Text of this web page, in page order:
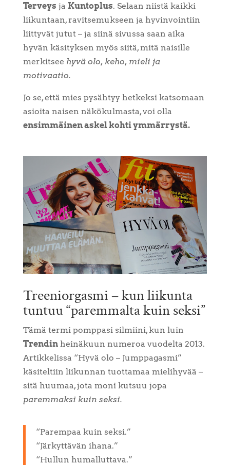
Terveys ja Kuntoplus. Selaan niistä kaikki
liikuntaan, ravitsemukseen ja hyvinvointiin
liittyvät jutut – ja siinä sivussa saan aika
hyvän käsityksen myös siitä, mitä naisille
merkitsee hyvä olo, keho, mieli ja
motivaatio.
Jo se, että mies pysähtyy hetkeksi katsomaan
asioita naisen näkökulmasta, voi olla
ensimmäinen askel kohti ymmärrystä.
Treeniorgasmi – kun liikunta
tuntuu “paremmalta kuin seksi”
Tämä termi pomppasi silmiini, kun luin
Trendinheinäkuun numeroa vuodelta 2013.
Artikkelissa “Hyvä olo – Jumppagasmi”
käsiteltiin liikunnan tuottamaa mielihyvää –
sitä huumaa, jota moni kutsuu jopa
paremmaksi kuin seksi.
“Parempaa kuin seksi.”
“Järkyttävän ihana.”
“Hullun humalluttava.”